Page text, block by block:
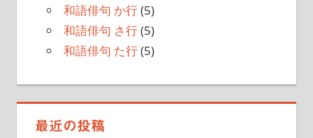
和語俳句 か行(5)
和語俳句 さ行(5)
和語俳句 た行(5)
最近の投稿